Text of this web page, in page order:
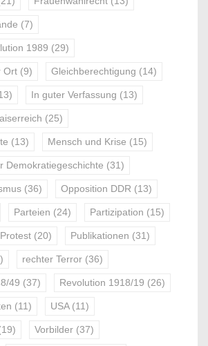
(7)
1989 (29)
Ort (9) Gleichberechtigung (14)
In guter Verfassung (13)
(25)
(13) Mensch und Krise (15)
Demokratiegeschichte (31)
(36) Opposition DDR (13)
Parteien (24) Partizipation (15)
Protest (20) Publikationen (31)
rechter Terror (36)
49 (37) Revolution 1918/19 (26)
(11) USA(11)
Vorbilder (37)